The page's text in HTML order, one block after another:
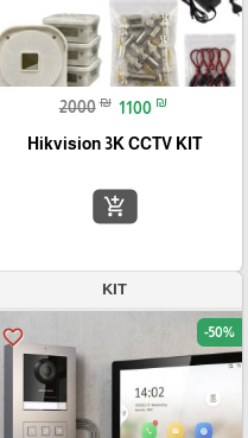
2000 ₪ 1100 ₪
Hikvision 3K CCTV KIT
add_shopping_cart
KIT
favorite_border -50%